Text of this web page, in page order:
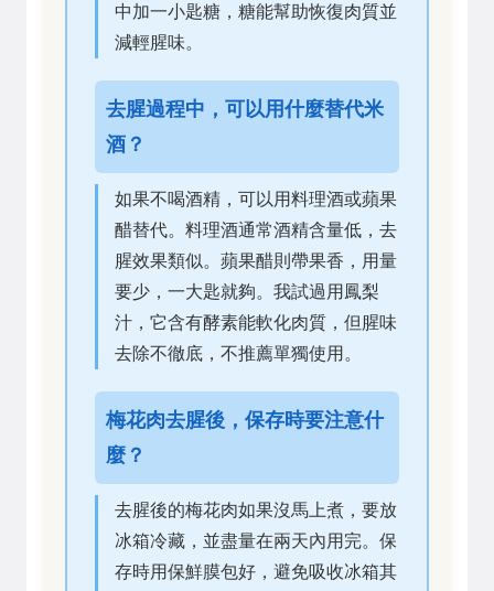
中加一小匙糖，糖能幫助恢復肉質並
減輕腥味。
去腥過程中，可以用什麼替代米
酒？
如果不喝酒精，可以用料理酒或蘋果
醋替代。料理酒通常酒精含量低，去
腥效果類似。蘋果醋則帶果香，用量
要少，一大匙就夠。我試過用鳳梨
汁，它含有酵素能軟化肉質，但腥味
去除不徹底，不推薦單獨使用。
梅花肉去腥後，保存時要注意什
麼？
去腥後的梅花肉如果沒馬上煮，要放
冰箱冷藏，並盡量在兩天內用完。保
存時用保鮮膜包好，避免吸收冰箱其